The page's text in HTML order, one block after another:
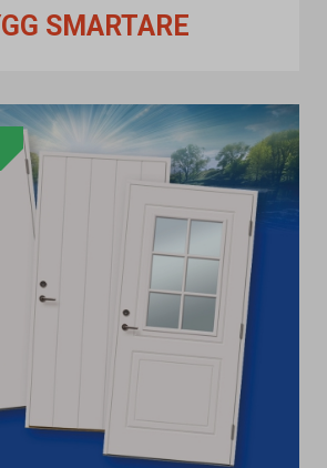
SMARTARE